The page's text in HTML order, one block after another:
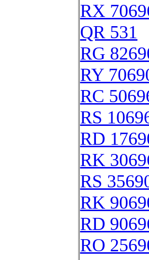
RX
QR 531
RG
RY
RC
RS
RD
RK
RS
RK
RD
RO